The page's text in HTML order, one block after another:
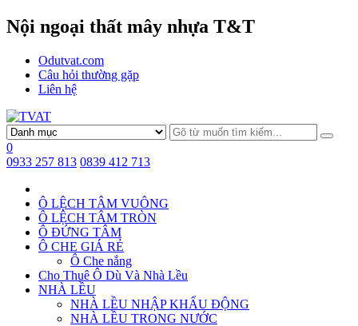
Nội ngoại thất mây nhựa T&T
Odutvat.com
Câu hỏi thường gặp
Liên hệ
0
0933 257 813 0839 412 713
Ô LỆCH TÂM VUÔNG
Ô LỆCH TÂM TRÒN
Ô ĐỨNG TÂM
Ô CHE GIÁ RẺ
Ô Che nắng
Cho Thuê Ô Dù Và Nhà Lều
NHÀ LỀU
NHÀ LỀU NHẬP KHẨU ĐỘNG
NHÀ LỀU TRONG NƯỚC